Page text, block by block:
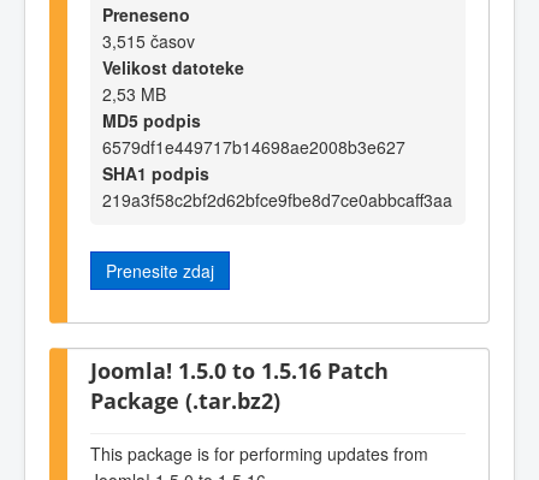
Preneseno
3,515 časov
Velikost datoteke
2,53 MB
MD5 podpis
6579df1e449717b14698ae2008b3e627
SHA1 podpis
219a3f58c2bf2d62bfce9fbe8d7ce0abbcaff3aa
Prenesite zdaj
Joomla! 1.5.0 to 1.5.16 Patch
Package (.tar.bz2)
This package is for performing updates from